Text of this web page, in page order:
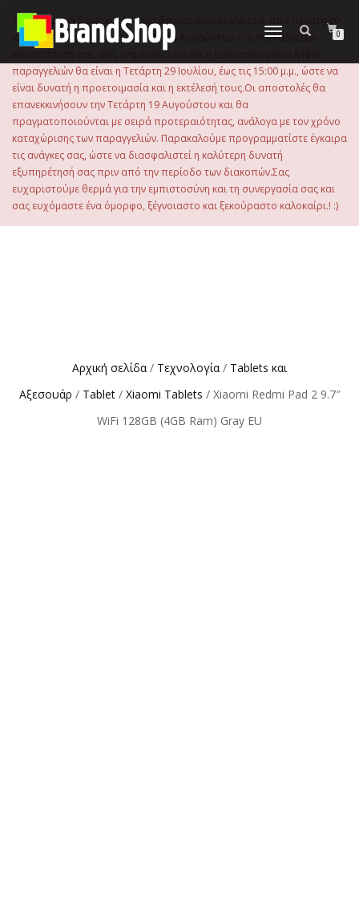
περιεχόμενο
Εναλλαγή
0
Το ηλεκτρονικό μας κατάστημα θα παραμείνει κλειστό, από Πέμπτη 30
Ιουλίου 2026 μέχρι και την Τρίτη 18 Αυγούστου. Για την καλύτερη
εξυπηρέτησή σας, σας ενημερώνουμε ότι η τελευταία ημέρα λήψης
παραγγελιών θα είναι η Τετάρτη 29 Ιουλίου, έως τις 15:00 μ.μ., ώστε να
είναι δυνατή η προετοιμασία και η εκτέλεσή τους.Οι αποστολές θα
επανεκκινήσουν την Τετάρτη 19 Αυγούστου και θα
πραγματοποιούνται με σειρά προτεραιότητας, ανάλογα με τον χρόνο
καταχώρισης των παραγγελιών. Παρακαλούμε προγραμματίστε έγκαιρα
τις ανάγκες σας, ώστε να διασφαλιστεί η καλύτερη δυνατή
εξυπηρέτησή σας πριν από την περίοδο των διακοπών.Σας
ευχαριστούμε θερμά για την εμπιστοσύνη και τη συνεργασία σας και
σας ευχόμαστε ένα όμορφο, ξέγνοιαστο και ξεκούραστο καλοκαίρι.! :)
Αρχική σελίδα / Τεχνολογία / Tablets και
Αξεσουάρ / Tablet/ Xiaomi Tablets / Xiaomi Redmi Pad 2 9.7″
WiFi 128GB (4GB Ram) Gray EU